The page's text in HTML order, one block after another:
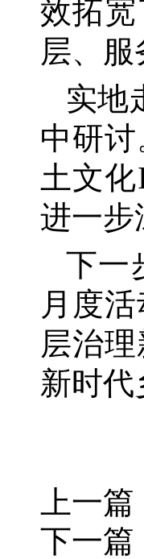
效拓
层、
实地
中研
土文
进一步
下一
月度
层治
新时代
上一
下一篇